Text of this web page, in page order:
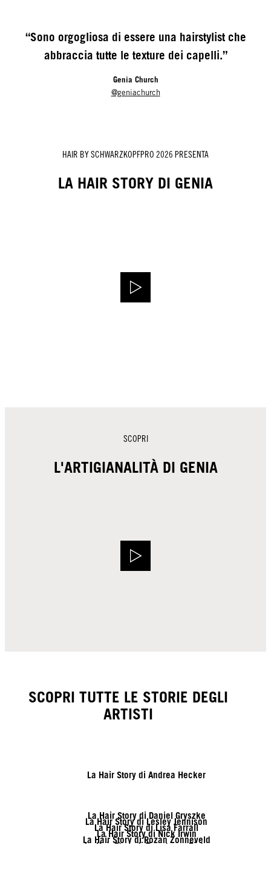
“Sono orgogliosa di essere una hairstylist che
abbraccia tutte le texture dei capelli.”
Genia Church
@geniachurch
HAIR BY SCHWARZKOPFPRO 2026 PRESENTA
LA HAIR STORY DI GENIA
SCOPRI
L'ARTIGIANALITÀ DI GENIA
SCOPRI TUTTE LE STORIE DEGLI
ARTISTI
La Hair Story di Andrea Hecker
La Hair Story di Daniel Gryszke
La Hair Story di Lesley Jennison
La Hair Story di Lisa Farrall
La Hair Story di Nick Irwin
La Hair Story di Rozan Zonneveld
La Hair Story di Tymoteusz Pięta